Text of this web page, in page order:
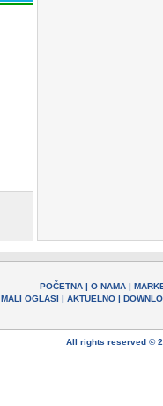
POČETNA | O NAMA|
MALI OGLASI | AKTUELNO |
All rights reserved ©